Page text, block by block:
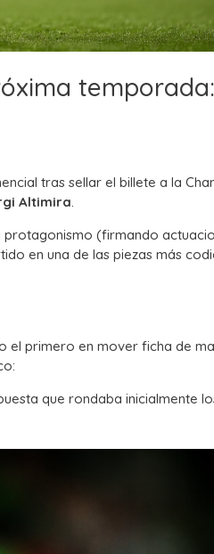
tras sellar el billete a la
Altimira.
protagonismo (firmando
en una de las piezas más
el primero en mover ficha de
que rondaba inicialmente